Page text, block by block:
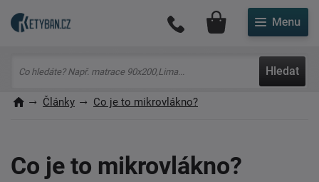
Hledat
Můj účet
Články Co je to mikrovlákno?
Co je to mikrovlákno?